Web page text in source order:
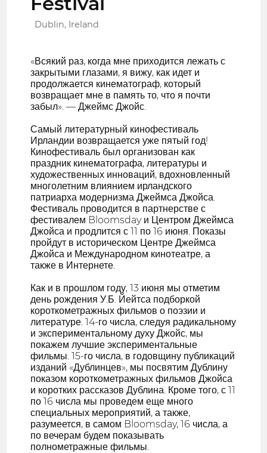
Dublin, Ireland
«Всякий раз, когда мне приходится лежать с
закрытыми глазами, я вижу, как идет и
продолжается кинематограф, который
возвращает мне в память то, что я почти
забыл». — Джеймс Джойс.
Самый литературный кинофестиваль
Ирландии возвращается уже пятый год!
Кинофестиваль был организован как
праздник кинематографа, литературы и
художественных инноваций, вдохновленный
многолетним влиянием ирландского
патриарха модернизма Джеймса Джойса.
Фестиваль проводится в партнерстве с
фестивалем Bloomsday и Центром Джеймса
Джойса и продлится с 11 по 16 июня. Показы
пройдут в историческом Центре Джеймса
Джойса и Международном кинотеатре, а
также в Интернете.
Как и в прошлом году, 13 июня мы отметим
день рождения У.Б. Йейтса подборкой
короткометражных фильмов о поэзии и
литературе. 14-го числа, следуя радикальному
и экспериментальному духу Джойс, мы
покажем лучшие экспериментальные
фильмы. 15-го числа, в годовщину публикаций
изданий «Дублинцев», мы посвятим Дублину
показом короткометражных фильмов Джойса
и коротких рассказов Дублина. Кроме того, с 11
по 16 числа мы проведем еще много
специальных мероприятий, а также,
разумеется, в самом Bloomsday, 16 числа, а
по вечерам будем показывать
полнометражные фильмы.